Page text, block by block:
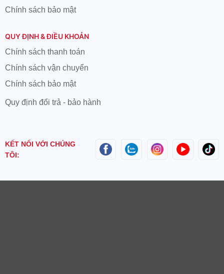
Chính sách bảo mật
QUY ĐỊNH & ĐIỀU KHOẢN
Chính sách thanh toán
Chính sách vận chuyển
Chính sách bảo mật
Quy định đổi trả - bảo hành
KẾT NỐI VỚI CHÚNG
TÔI: